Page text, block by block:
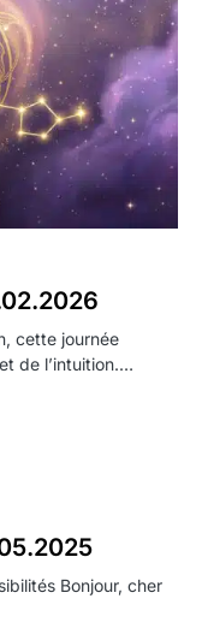
cette journée
de l’intuition.…
Bonjour, cher